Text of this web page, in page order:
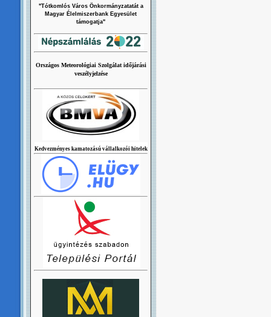
"Tótkomlós Város Önkormányzatatát a
Magyar Élelmiszerbank Egyesület
támogatja"
Országos Meteorológiai Szolgálat időjárási
veszélyjelzése
Kedvezményes kamatozású vállalkozói hitelek